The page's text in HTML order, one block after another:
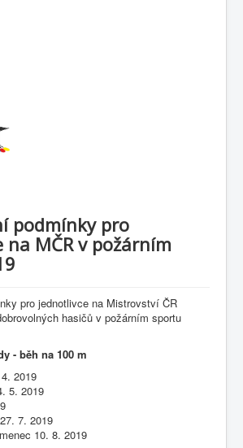
podmínky pro
na MČR v požárním
pro jednotlivce na Mistrovství ČR
hasičů v požárním sportu
- běh na 100 m
2019
5. 2019
7. 2019
10. 8. 2019